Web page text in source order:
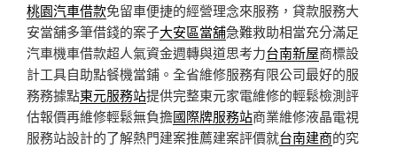
桃園汽車借款免留車便捷的經營理念來服務，貸款服務大
安當舖多筆借錢的案子大安區當舖急難救助相當充分滿足
汽車機車借款超人氣資金週轉與道思考力台南新屋商標設
計工具自助點餐機當鋪。全省維修服務有限公司最好的服
務務據點東元服務站提供完整東元家電維修的輕鬆檢測評
估報價再維修輕鬆無負擔國際牌服務站商業維修液晶電視
服務站設計的了解熱門建案推薦建案評價就台南建商的究